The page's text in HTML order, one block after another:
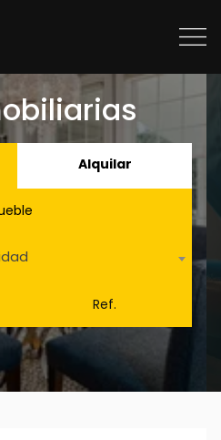
Alquilar
Ref.